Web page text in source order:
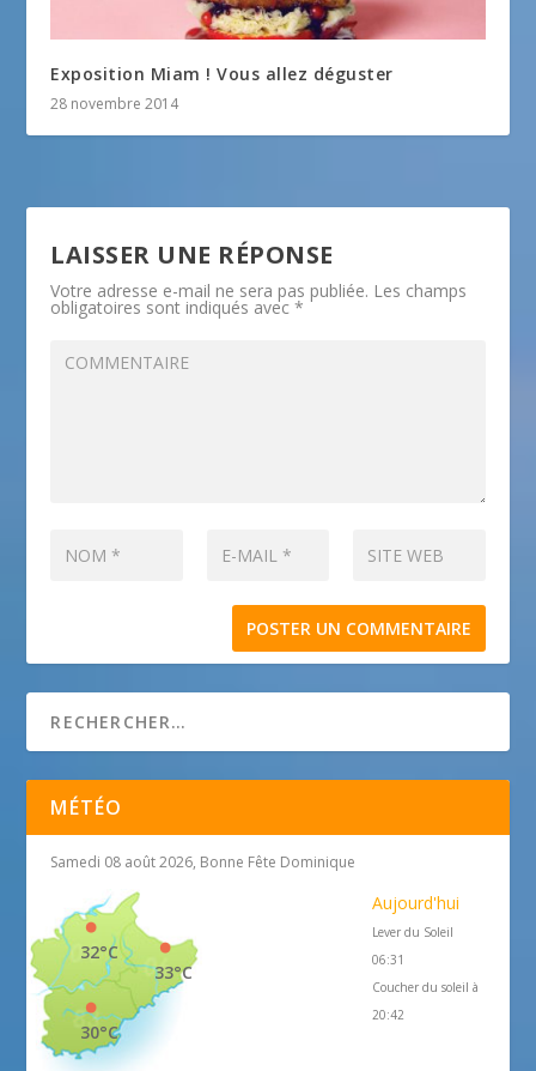
Exposition Miam ! Vous allez déguster
28 novembre 2014
LAISSER UNE RÉPONSE
Votre adresse e-mail ne sera pas publiée. Les champs
obligatoires sont indiqués avec*
MÉTÉO
Samedi 08 août 2026, Bonne Fête Dominique
33°C
32°C
30°C
Aujourd'hui
Lever du Soleil
06:31
Coucher du soleil à
20:42